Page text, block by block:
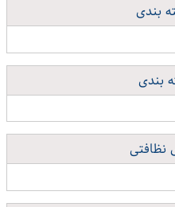
بندی
بندی
نظافتی